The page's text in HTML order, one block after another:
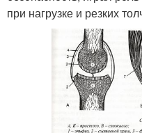
при нагрузке и резких